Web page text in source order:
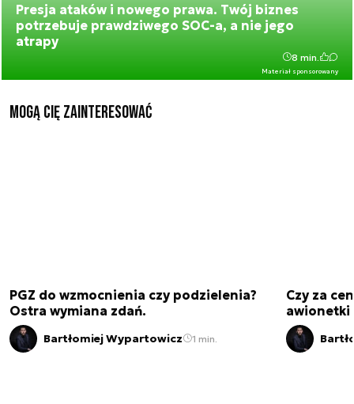
Presja ataków i nowego prawa. Twój biznes
potrzebuje prawdziwego SOC-a, a nie jego
atrapy
Materiał sponsorowany
8 min.
Mogą Cię zainteresować
PGZ do wzmocnienia czy podzielenia?
Ostra wymiana zdań.
Bartłomiej Wypartowicz 1 min.
Czy za
awionetki